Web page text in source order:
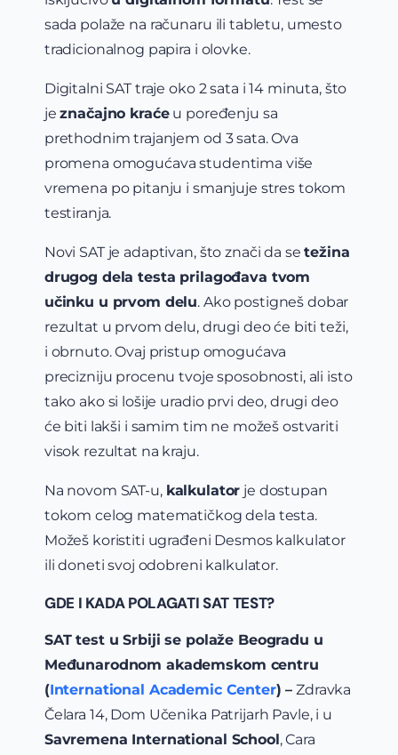
sada polaže na računaru ili tabletu, umesto
tradicionalnog papira i olovke.
Digitalni SAT traje oko 2 sata i 14 minuta, što
jeznačajno kraćeu poređenju sa
prethodnim trajanjem od 3 sata. Ova
promena omogućava studentima više
vremena po pitanju i smanjuje stres tokom
testiranja.
Novi SAT je adaptivan, što znači da setežina
drugog dela testa prilagođava tvom
učinku u prvom delu. Ako postigneš dobar
rezultat u prvom delu, drugi deo će biti teži,
i obrnuto. Ovaj pristup omogućava
precizniju procenu tvoje sposobnosti, ali isto
tako ako si lošije uradio prvi deo, drugi deo
će biti lakši i samim tim ne možeš ostvariti
visok rezultat na kraju.
Na novom SAT-u, kalkulator je dostupan
tokom celog matematičkog dela testa.
Možeš koristiti ugrađeni Desmos kalkulator
ili doneti svoj odobreni kalkulator.
GDE I KADA POLAGATI SAT TEST?
SAT test u Srbiji se polaže Beogradu u
Međunarodnom akademskom centru
(International Academic Center) – Zdravka
Čelara 14, Dom Učenika Patrijarh Pavle, i u
Savremena International School, Cara